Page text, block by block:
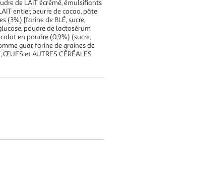
de LAIT écrémé, émulsifiants
entier, beurre de cacao, pâte
(3%) [farine de BLÉ, sucre,
poudre de lactosérum
en poudre (0,9%) (sucre,
guar, farine de graines de
et AUTRES CÉRÉALES